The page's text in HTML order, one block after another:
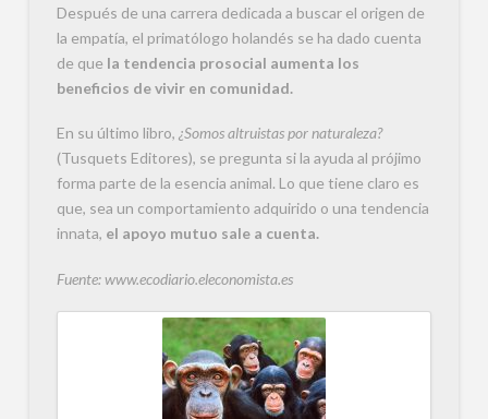
Después de una carrera dedicada a buscar el origen de
la empatía, el primatólogo holandés se ha dado cuenta
de que la tendencia prosocial aumenta los
beneficios de vivir en comunidad.
En su último libro, ¿Somos altruistas por naturaleza?
(Tusquets Editores), se pregunta si la ayuda al prójimo
forma parte de la esencia animal. Lo que tiene claro es
que, sea un comportamiento adquirido o una tendencia
innata, el apoyo mutuo sale a cuenta.
Fuente: www.ecodiario.eleconomista.es